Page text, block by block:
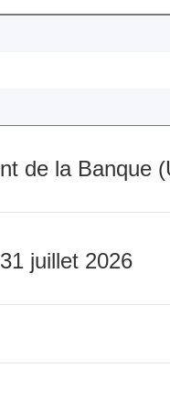
de la Banque
juillet 2026